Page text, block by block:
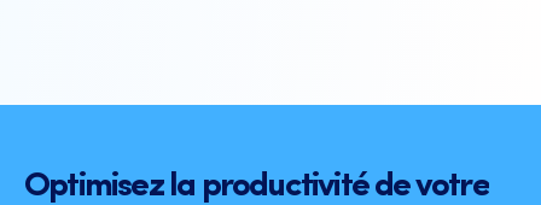
Optimisez la productivité de votre